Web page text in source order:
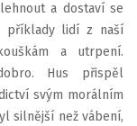
a dostaví se
příklady lidí z naší
a utrpení.
Hus přispěl
svým morálním
silnější než vábení,